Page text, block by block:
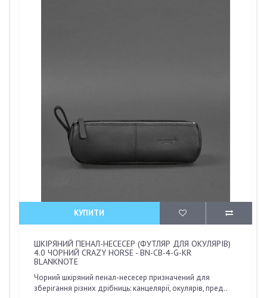
КУПИТИ
ШКІРЯНИЙ ПЕНАЛ-НЕСЕСЕР (ФУТЛЯР ДЛЯ ОКУЛЯРІВ)
4.0 ЧОРНИЙ CRAZY HORSE - BN-CB-4-G-KR
BLANKNOTE
Чорний шкіряний пенал-несесер призначений для
зберігання різних дрібниць: канцелярії, окулярів, пред..